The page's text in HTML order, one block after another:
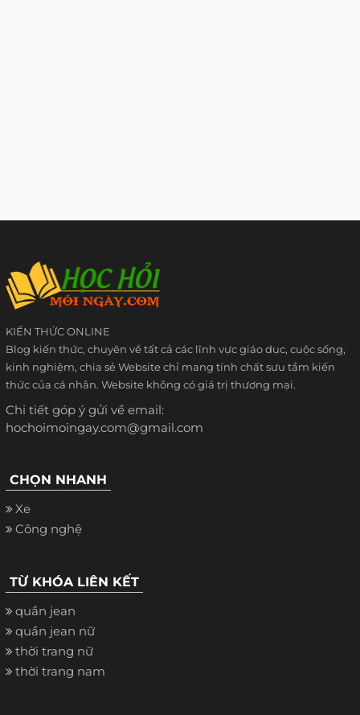
KIẾN THỨC ONLINE
Blog kiến thức, chuyên về tất cả các lĩnh vực giáo dục, cuộc sống,
kinh nghiệm, chia sẻ Website chỉ mang tính chất sưu tầm kiến
thức của cá nhân. Website không có giá trị thương mại.
Chi tiết góp ý gửi về email:
hochoimoingay.com@gmail.com
CHỌN NHANH
Xe
Công nghệ
TỪ KHÓA LIÊN KẾT
quần jean
quần jean nữ
thời trang nữ
thời trang nam